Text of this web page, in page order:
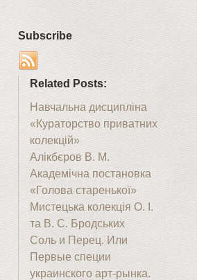
Subscribe
Related Posts:
Навчальна дисципліна
«Кураторство приватних
колекцій»
Алікбєров В. М.
Академічна постановка
«Голова старенької»
Мистецька колекція О. І.
та В. С. Бродських
Соль и Перец. Или
Первые специи
украинского арт-рынка.